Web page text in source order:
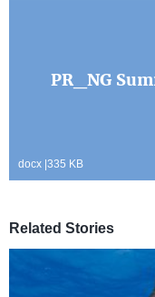
PR_NG
docx |335 KB
Related Stories